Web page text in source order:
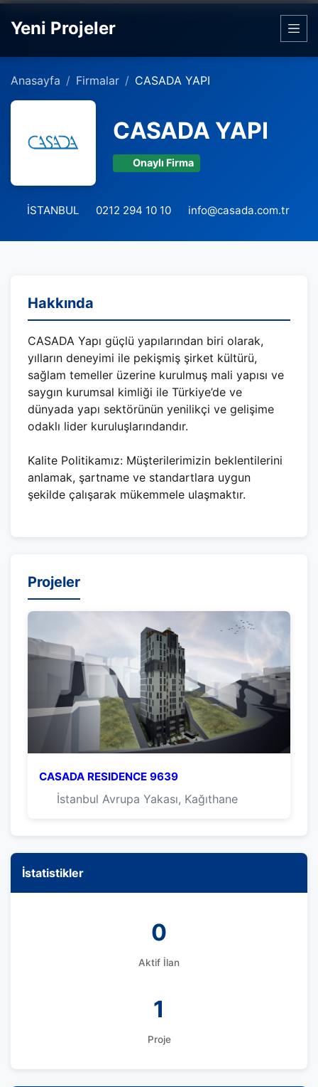
Yeni Projeler
Anasayfa Firmalar CASADA YAPI
CASADA YAPI
Onaylı Firma
İSTANBUL 0212 294 10 10 info@casada.com.tr
Hakkında
CASADA Yapı güçlü yapılarından biri olarak,
yılların deneyimi ile pekişmiş şirket kültürü,
sağlam temeller üzerine kurulmuş mali yapısı ve
saygın kurumsal kimliği ile Türkiye’de ve
dünyada yapı sektörünün yenilikçi ve gelişime
odaklı lider kuruluşlarındandır.
Kalite Politikamız: Müşterilerimizin beklentilerini
anlamak, şartname ve standartlara uygun
şekilde çalışarak mükemmele ulaşmaktır.
Projeler
CASADA RESIDENCE 9639
İstanbul Avrupa Yakası, Kağıthane
İstatistikler
0
Aktif İlan
1
Proje